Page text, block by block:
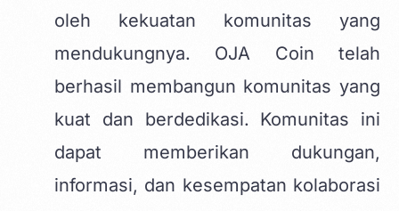
oleh kekuatan komunitas yang
mendukungnya. OJA Coin telah
berhasil membangun komunitas yang
kuat dan berdedikasi. Komunitas ini
dapat memberikan dukungan,
informasi, dan kesempatan kolaborasi